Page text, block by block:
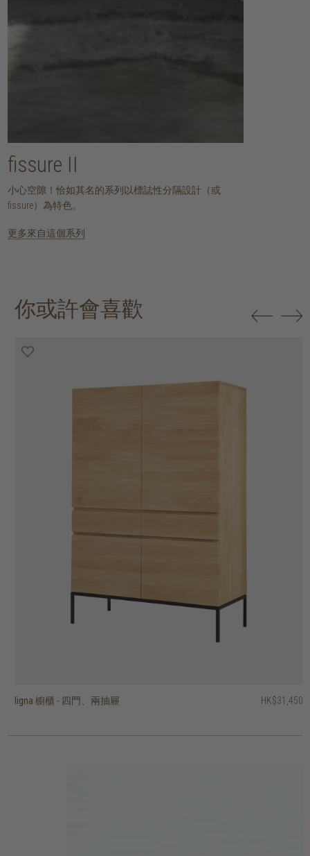
fissure II
小心空隙！恰如其名的系列以標誌性分隔設計（或
fissure）為特色。
更多來自這個系列
你或許會喜歡
ligna 櫥櫃 - 四門、兩抽屜 HK$31,450
hopper 三門展示櫃 HK$39,950
vision 櫥櫃 - 兩門、單抽屜 HK$13,450
vision 四門櫥櫃 HK$14,450
fissure II 兩門展示櫃 HK$11,950
outline 櫥櫃 - 兩門 HK$19,950
motion 櫥櫃 - 兩門 HK$19,950
motion 櫥櫃 - 兩質感玻璃門 HK$19,950
motion 展示櫃 - 兩玻璃門、兩抽屜 HK$19,950
shadow 四門櫥櫃 HK$29,450